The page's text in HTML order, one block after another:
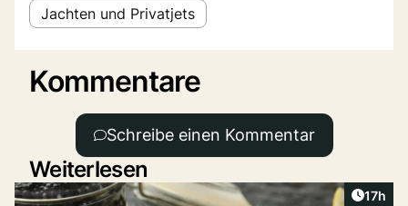
Jachten und Privatjets
Kommentare
Schreibe einen Kommentar
Weiterlesen
Artikel
17h